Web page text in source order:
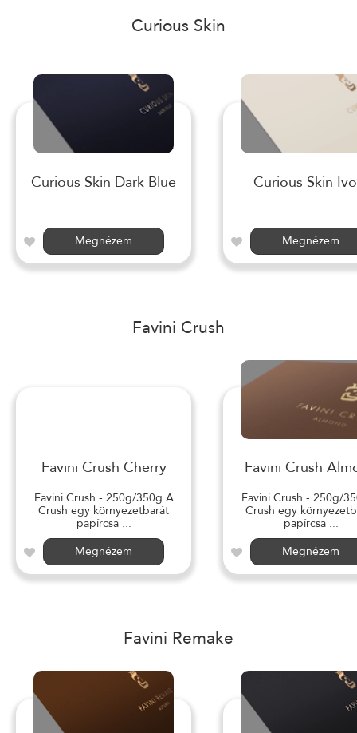
Curious Skin
Curious Skin Dark Blue
...
Megnézem
Curious Skin
...
Megnézem
Favini Crush
Favini Crush Cherry
Favini Crush - 250g/350g A
Crush egy környezetbarát
papírcsa ...
Megnézem
Favini Crush
Favini Crush - 250g/
Crush egy
papírcsa ...
Megnézem
Favini Remake